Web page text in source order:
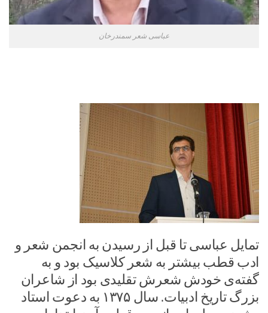
عباسی شعر سمندرخان
تمایل عباسی تا قبل از رسیدن به انجمن شعر و
ادب قطب بیشتر به شعر کلاسیک بود و به
گفته‌ی خودش شعرش تقلیدی بود از شاعران
بزرگ تاریخ ادبیات. سال ۱۳۷۵ به دعوت استاد